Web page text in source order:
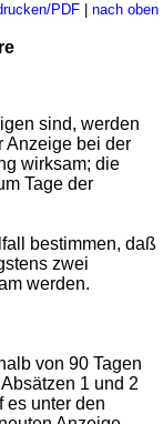
PDF| nach oben
sind, werden
Anzeige bei der
wirksam; die
Tage der
bestimmen, daß
zwei
werden.
von 90 Tagen
1 und 2
es unter den